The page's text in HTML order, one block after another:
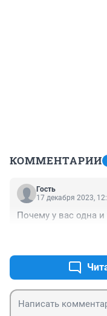
КОММЕНТАРИИ
Гость
17 декабря 2023,
Почему у вас одна и